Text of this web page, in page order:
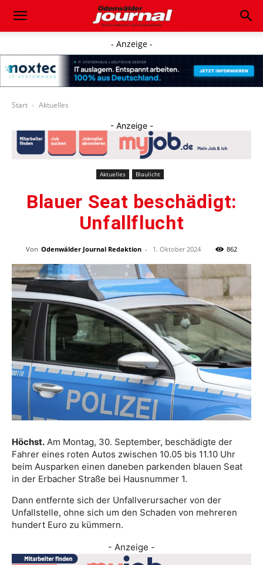
- Anzeige -
Start Aktuelles
- Anzeige -
Aktuelles Blaulicht
Blauer Seat beschädigt:
Unfallflucht
Von Odenwälder Journal Redaktion - 1. Oktober 2024 862
Höchst. Am Montag, 30. September, beschädigte der
Fahrer eines roten Autos zwischen 10.05 bis 11.10 Uhr
beim Ausparken einen daneben parkenden blauen Seat
in der Erbacher Straße bei Hausnummer 1.
Dann entfernte sich der Unfallverursacher von der
Unfallstelle, ohne sich um den Schaden von mehreren
hundert Euro zu kümmern.
- Anzeige -